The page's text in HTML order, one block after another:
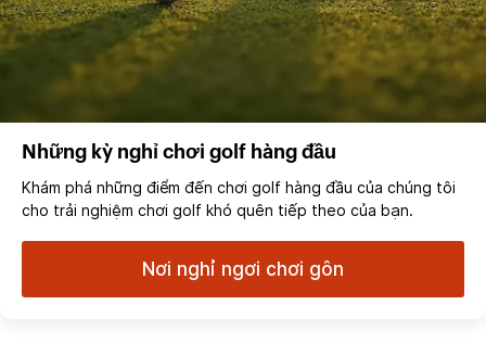
Những kỳ nghỉ chơi golf hàng đầu
Khám phá những điểm đến chơi golf hàng đầu của chúng tôi
cho trải nghiệm chơi golf khó quên tiếp theo của bạn.
Nơi nghỉ ngơi chơi gôn